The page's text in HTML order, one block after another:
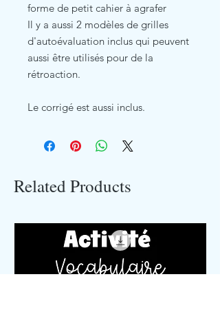
forme de petit cahier à agrafer
Il y a aussi 2 modèles de grilles
d'autoévaluation inclus qui peuvent
aussi être utilisés pour de la
rétroaction.
Le corrigé est aussi inclus.
Related Products